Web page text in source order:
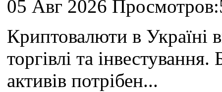
05 Авг 2026
Криптовалюти в Україні
торгівлі та
активів потрібен...